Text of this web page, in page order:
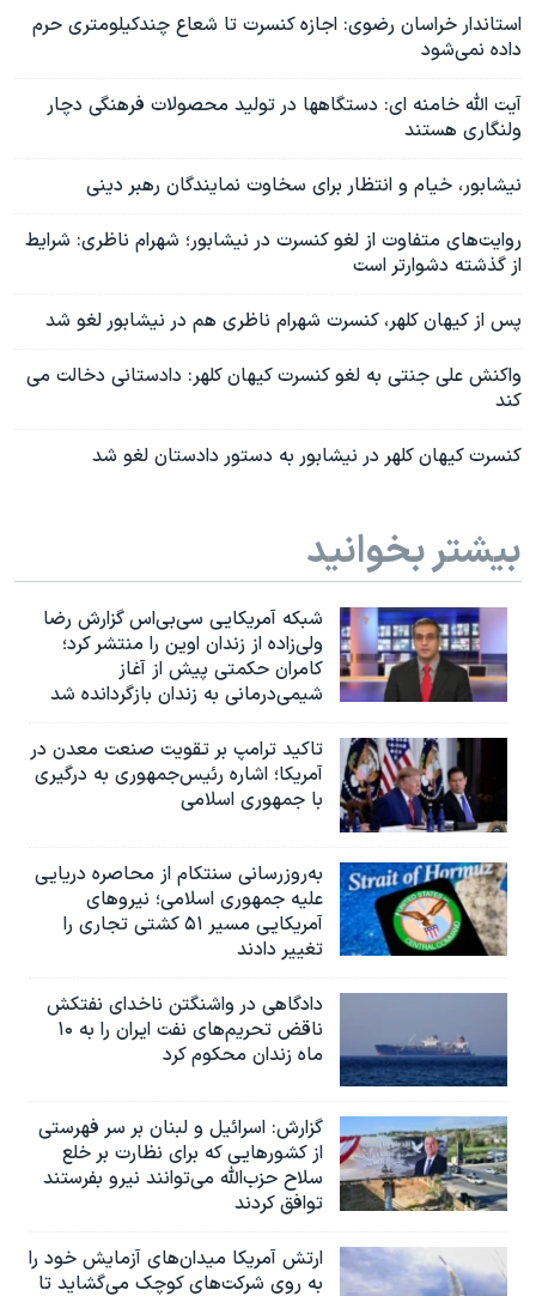
استاندار خراسان رضوی: اجازه کنسرت تا شعاع چندکیلومتری حرم
داده نمی‌شود
آیت الله خامنه ای: دستگاهها در تولید محصولات فرهنگی دچار
ولنگاری هستند
نیشابور، خیام و انتظار برای سخاوت نمایندگان رهبر دینی
روایت‌های متفاوت از لغو کنسرت در نیشابور؛ شهرام ناظری: شرایط
از گذشته دشوارتر است
پس از کیهان کلهر، کنسرت شهرام ناظری هم در نیشابور لغو شد
واکنش علی جنتی به لغو کنسرت کیهان کلهر: دادستانی دخالت می
کند
کنسرت کیهان کلهر در نیشابور به دستور دادستان لغو شد
بیشتر بخوانید
شبکه آمریکایی سی‌بی‌‌اس گزارش رضا
ولی‌زاده از زندان اوین را منتشر کرد؛
کامران حکمتی پیش از آغاز
شیمی‌درمانی به زندان بازگردانده شد
تاکید ترامپ بر تقویت صنعت معدن در
آمریکا؛ اشاره رئیس‌جمهوری به درگیری
با جمهوری اسلامی
به‌روزرسانی سنتکام از محاصره دریایی
علیه جمهوری اسلامی؛ نیروهای
آمریکایی مسیر ۵۱ کشتی تجاری را
تغییر دادند
دادگاهی در واشنگتن ناخدای نفتکش
ناقض تحریم‌های نفت ایران را به ۱۰
ماه زندان محکوم کرد
گزارش‌: اسرائيل و لبنان بر سر فهرستی
از کشورهایی که برای نظارت بر خلع
سلاح حزب‌الله می‌توانند نیرو بفرستند
توافق کردند
ارتش آمریکا میدان‌های آزمایش خود را
به روی شرکت‌های کوچک می‌گشاید تا